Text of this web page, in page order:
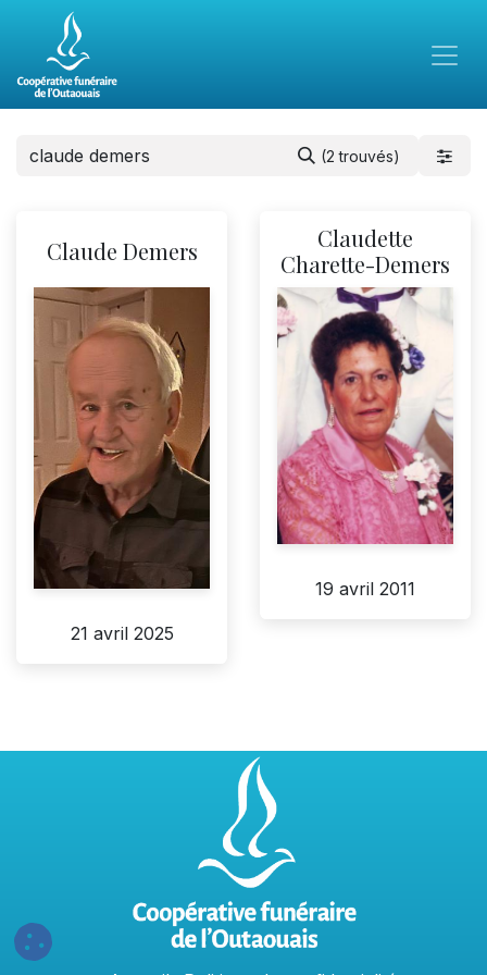
(2 trouvés)
Claude Demers
21 avril 2025
Claudette
Charette-Demers
19 avril 2011